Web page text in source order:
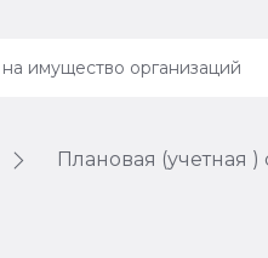
Плановая (учетная )